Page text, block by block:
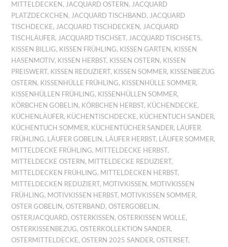
MITTELDECKEN ,JACQUARD OSTERN ,JACQUARD
PLATZDECKCHEN ,JACQUARD TISCHBAND,JACQUARD
TISCHDECKE,JACQUARD TISCHDECKEN ,JACQUARD
TISCHLÄUFER,JACQUARD TISCHSET,JACQUARD TISCHSETS,
KISSEN BILLIG, KISSEN FRÜHLING, KISSEN GARTEN , KISSEN
HASENMOTIV, KISSEN HERBST, KISSEN OSTERN , KISSEN
PREISWERT, KISSEN REDUZIERT, KISSEN SOMMER, KISSENBEZUG
OSTERN , KISSENHÜLLE FRÜHLING, KISSENHÜLLE SOMMER,
KISSENHÜLLEN FRÜHLING, KISSENHÜLLEN SOMMER,
KÖRBCHEN GOBELIN , KÖRBCHEN HERBST, KÜCHENDECKE,
KÜCHENLÄUFER, KÜCHENTISCHDECKE, KÜCHENTUCH SANDER,
KÜCHENTUCH SOMMER, KÜCHENTÜCHER SANDER, LÄUFER
FRÜHLING, LÄUFER GOBELIN , LÄUFER HERBST, LÄUFER SOMMER,
MITTELDECKE FRÜHLING, MITTELDECKE HERBST,
MITTELDECKE OSTERN , MITTELDECKE REDUZIERT,
MITTELDECKEN FRÜHLING, MITTELDECKEN HERBST,
MITTELDECKEN REDUZIERT, MOTIVKISSEN , MOTIVKISSEN
FRÜHLING, MOTIVKISSEN HERBST, MOTIVKISSEN SOMMER,
OSTER GOBELIN ,OSTERBAND,OSTERGOBELIN ,
OSTERJACQUARD,OSTERKISSEN ,OSTERKISSEN WOLLE,
OSTERKISSENBEZUG,OSTERKOLLEKTION SANDER,
OSTERMITTELDECKE,OSTERN 2025 SANDER,OSTERSET,